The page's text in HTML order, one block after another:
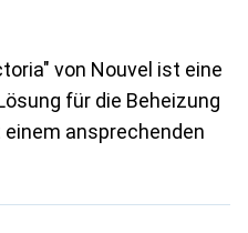
von Nouvel ist eine
für die Beheizung
ansprechenden